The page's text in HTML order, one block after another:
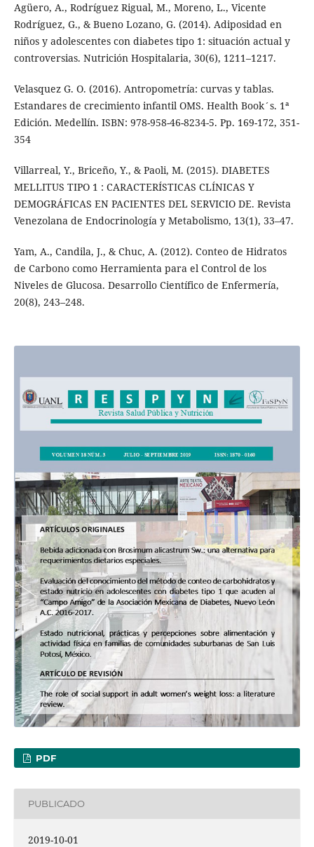
Agüero, A., Rodríguez Rigual, M., Moreno, L., Vicente
Rodríguez, G., & Bueno Lozano, G. (2014). Adiposidad en
niños y adolescentes con diabetes tipo 1: situación actual y
controversias. Nutrición Hospitalaria, 30(6), 1211–1217.
Velasquez G. O. (2016). Antropometría: curvas y tablas.
Estandares de crecimiento infantil OMS. Health Book´s. 1ª
Edición. Medellín. ISBN: 978-958-46-8234-5. Pp. 169-172, 351-
354
Villarreal, Y., Briceño, Y., & Paoli, M. (2015). DIABETES
MELLITUS TIPO 1 : CARACTERÍSTICAS CLÍNICAS Y
DEMOGRÁFICAS EN PACIENTES DEL SERVICIO DE. Revista
Venezolana de Endocrinología y Metabolismo, 13(1), 33–47.
Yam, A., Candila, J., & Chuc, A. (2012). Conteo de Hidratos
de Carbono como Herramienta para el Control de los
Niveles de Glucosa. Desarrollo Científico de Enfermería,
20(8), 243–248.
PDF
PUBLICADO
2019-10-01